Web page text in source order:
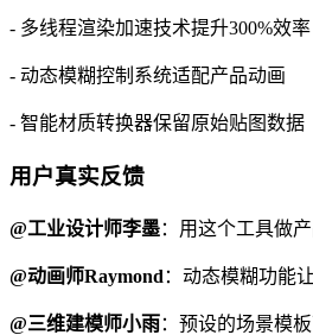
- 多线程渲染加速技术提升300%效率
- 动态模糊控制系统适配产品动画
- 智能材质转换器保留原始贴图数据
用户真实反馈
@工业设计师李墨：用这个工具做
@动画师Raymond ：动态模糊功能
@三维建模师小雨：预设的场景模